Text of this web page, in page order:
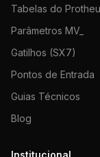
Tabelas do
Parâmetros MV_
Gatilhos (SX7)
Pontos de Entrada
Guias Técnicos
Blog
Institucional